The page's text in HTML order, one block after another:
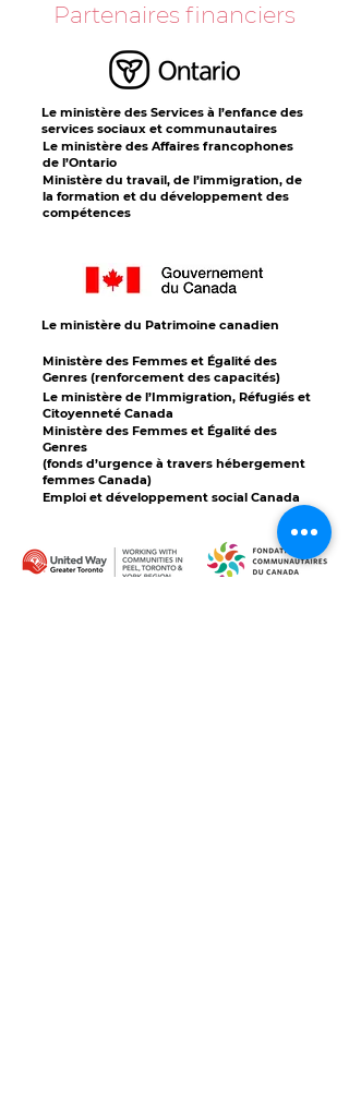
Partenaires financiers
Le ministère des Services à l’enfance des
services sociaux et communautaires
Le ministère des Affaires francophones
de l’Ontario
Ministère du travail, de l’immigration, de
la formation et du développement des
compétences
Le ministère du Patrimoine canadien
Ministère des Femmes et Égalité des
Genres (renforcement des capacités)
Le ministère de l’Immigration, Réfugiés et
Citoyenneté Canada
Ministère des Femmes et Égalité des
Genres
(fonds d’urgence à travers hébergement
femmes Canada)
Emploi et développement social Canada